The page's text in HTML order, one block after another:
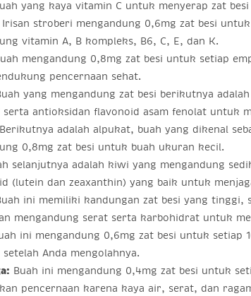
yang kaya vitamin C untuk menyerap zat
Irisan stroberi mengandung 0,6mg zat besi
vitamin A, B kompleks, B6, C, E, dan K.
mengandung 0,8mg zat besi untuk setiap
pencernaan sehat.
yang mengandung zat besi berikutnya
serta antioksidan flavonoid asam fenolat untuk
Berikutnya adalah alpukat, buah yang dikenal
0,8mg zat besi untuk buah ukuran kecil.
selanjutnya adalah kiwi yang mengandung
(lutein dan zeaxanthin) yang baik untuk
ini memiliki kandungan zat besi yang tinggi,
mengandung serat serta karbohidrat untuk
ini mengandung 0,6mg zat besi untuk setiap
Anda mengolahnya.
Buah ini mengandung 0,4mg zat besi untuk
pencernaan karena kaya air, serat, dan